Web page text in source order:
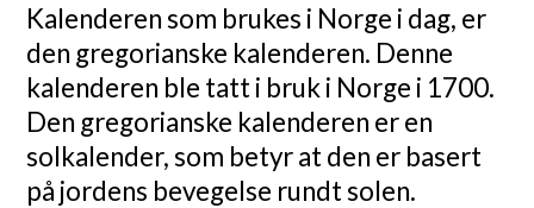
Kalenderen som brukes i Norge i dag, er
den gregorianske kalenderen. Denne
kalenderen ble tatt i bruk i Norge i 1700.
Den gregorianske kalenderen er en
solkalender, som betyr at den er basert
på jordens bevegelse rundt solen.